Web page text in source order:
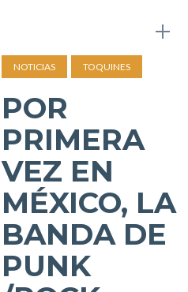
NOTICIAS TOQUINES
POR
PRIMERA
VEZ EN
MÉXICO, LA
BANDA DE
PUNK